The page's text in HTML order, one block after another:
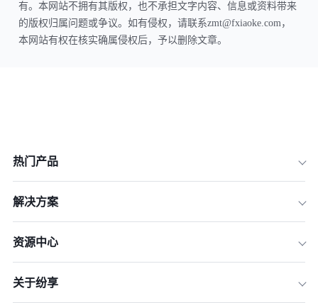
有。本网站不拥有其版权，也不承担文字内容、信息或资料带来
的版权归属问题或争议。如有侵权，请联系zmt@fxiaoke.com，
本网站有权在核实确属侵权后，予以删除文章。
热门产品
解决方案
资源中心
关于纷享